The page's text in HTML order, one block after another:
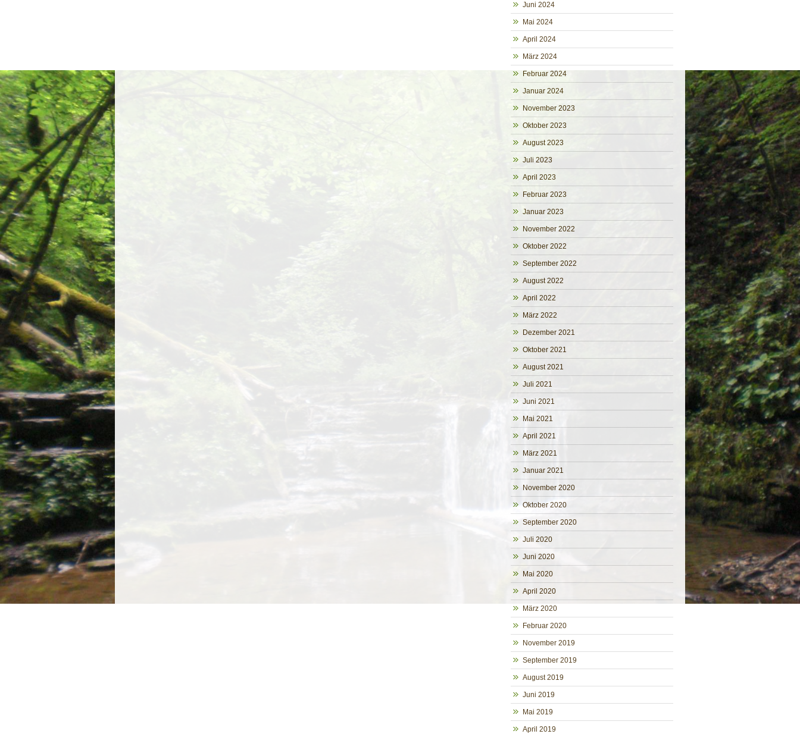
Juni 2024
Mai 2024
April 2024
März 2024
Februar 2024
Januar 2024
November 2023
Oktober 2023
August 2023
Juli 2023
April 2023
Februar 2023
Januar 2023
November 2022
Oktober 2022
September 2022
August 2022
April 2022
März 2022
Dezember 2021
Oktober 2021
August 2021
Juli 2021
Juni 2021
Mai 2021
April 2021
März 2021
Januar 2021
November 2020
Oktober 2020
September 2020
Juli 2020
Juni 2020
Mai 2020
April 2020
März 2020
Februar 2020
November 2019
September 2019
August 2019
Juni 2019
Mai 2019
April 2019